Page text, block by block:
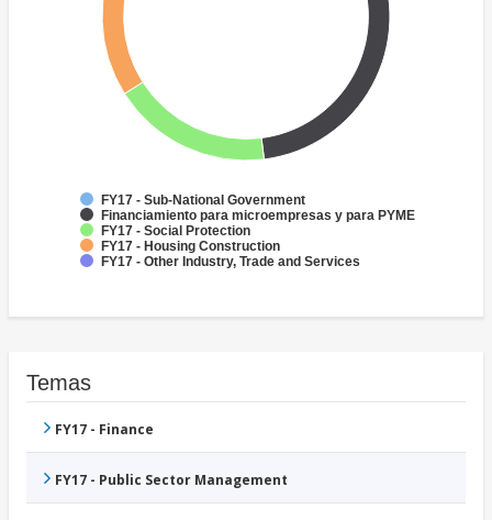
FY17 - Sub-National Government
Financiamiento para microempresas y para PYME
FY17 - Social Protection
FY17 - Housing Construction
FY17 - Other Industry, Trade and Services
Temas
FY17 - Finance
FY17 - Public Sector Management